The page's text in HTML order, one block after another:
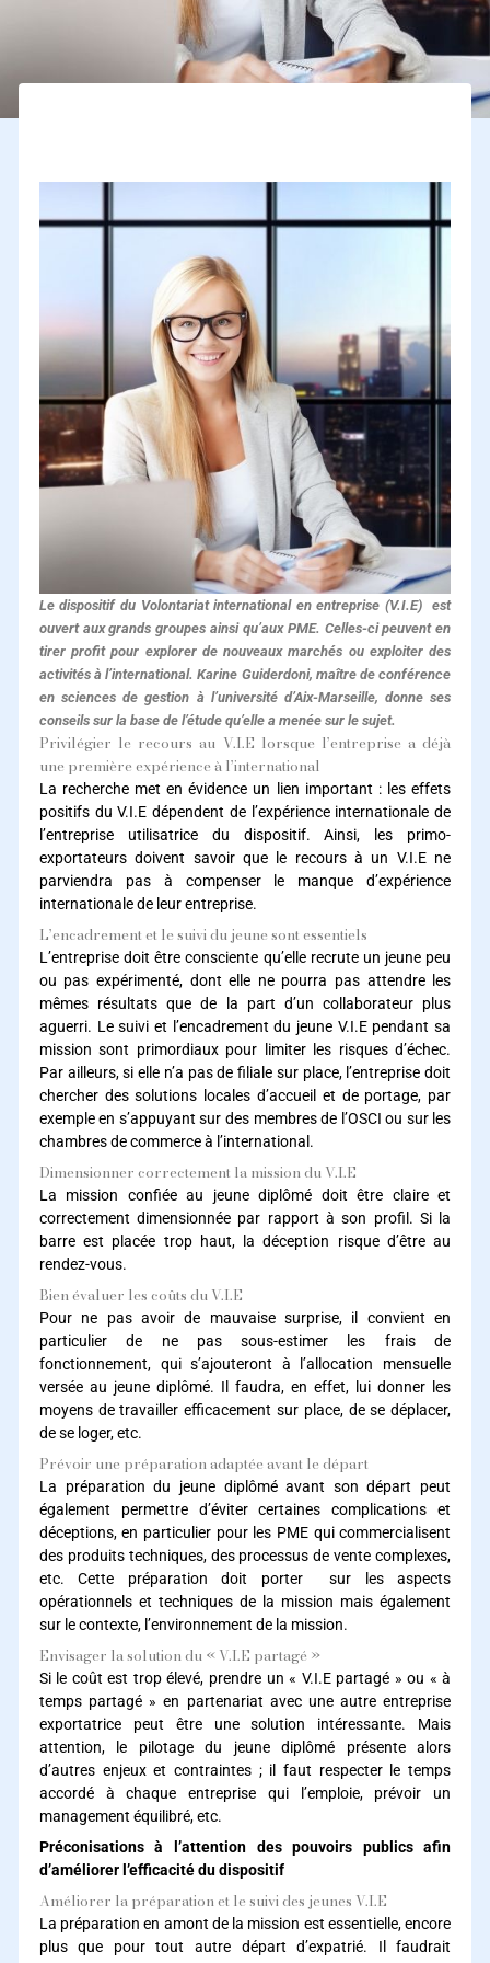
Le dispositif du Volontariat international en entreprise (V.I.E) est
ouvert aux grands groupes ainsi qu’aux PME. Celles-ci peuvent en
tirer profit pour explorer de nouveaux marchés ou exploiter des
activités à l’international. Karine Guiderdoni, maître de conférence
en sciences de gestion à l’université d’Aix-Marseille, donne ses
conseils sur la base de l’étude qu’elle a menée sur le sujet.
Privilégier le recours au V.I.E lorsque l’entreprise a déjà
une première expérience à l’international
La recherche met en évidence un lien important : les effets
positifs du V.I.E dépendent de l’expérience internationale de
l’entreprise utilisatrice du dispositif. Ainsi, les primo-
exportateurs doivent savoir que le recours à un V.I.E ne
parviendra pas à compenser le manque d’expérience
internationale de leur entreprise.
L’encadrement et le suivi du jeune sont essentiels
L’entreprise doit être consciente qu’elle recrute un jeune peu
ou pas expérimenté, dont elle ne pourra pas attendre les
mêmes résultats que de la part d’un collaborateur plus
aguerri. Le suivi et l’encadrement du jeune V.I.E pendant sa
mission sont primordiaux pour limiter les risques d’échec.
Par ailleurs, si elle n’a pas de filiale sur place, l’entreprise doit
chercher des solutions locales d’accueil et de portage, par
exemple en s’appuyant sur des membres de l’OSCI ou sur les
chambres de commerce à l’international.
Dimensionner correctement la mission du V.I.E
La mission confiée au jeune diplômé doit être claire et
correctement dimensionnée par rapport à son profil. Si la
barre est placée trop haut, la déception risque d’être au
rendez-vous.
Bien évaluer les coûts du V.I.E
Pour ne pas avoir de mauvaise surprise, il convient en
particulier de ne pas sous-estimer les frais de
fonctionnement, qui s’ajouteront à l’allocation mensuelle
versée au jeune diplômé. Il faudra, en effet, lui donner les
moyens de travailler efficacement sur place, de se déplacer,
de se loger, etc.
Prévoir une préparation adaptée avant le départ
La préparation du jeune diplômé avant son départ peut
également permettre d’éviter certaines complications et
déceptions, en particulier pour les PME qui commercialisent
des produits techniques, des processus de vente complexes,
etc. Cette préparation doit porter sur les aspects
opérationnels et techniques de la mission mais également
sur le contexte, l’environnement de la mission.
Envisager la solution du « V.I.E partagé »
Si le coût est trop élevé, prendre un « V.I.E partagé » ou « à
temps partagé » en partenariat avec une autre entreprise
exportatrice peut être une solution intéressante. Mais
attention, le pilotage du jeune diplômé présente alors
d’autres enjeux et contraintes ; il faut respecter le temps
accordé à chaque entreprise qui l’emploie, prévoir un
management équilibré, etc.
Préconisations à l’attention des pouvoirs publics afin
d’améliorer l’efficacité du dispositif
Améliorer la préparation et le suivi des jeunes V.I.E
La préparation en amont de la mission est essentielle, encore
plus que pour tout autre départ d’expatrié. Il faudrait